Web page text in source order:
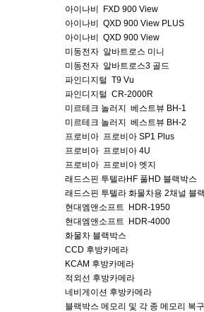
아이나비 FXD 900 View
아이나비 QXD 900 View PLUS
아이나비 QXD 900 View
미동전자 알바트로스 미니
미동전자 알바트로스3 골드
파인디지털 T9 Vu
파인디지털 CR-2000R
미르테크 놀러지 베스트뷰 BH-1
미르테크 놀러지 베스트뷰 BH-2
프로비아 프로비아 SP1 Plus
프로비아 프로비아 4U
프로비아 프로비아 엣지
래드스핀 투텔라HF 풀HD 블랙박스
래드스핀 투텔라 화물차용 2채널 블
현대엠앤소프트 HDR-1950
현대엠앤소프트 HDR-4000
화물차 블랙박스
CCD 후방카메라
KCAM 후방카메라
적외선 후방카메라
네비게이션 후방카메라
블랙박스 메모리 및 각 종 메모리 복구